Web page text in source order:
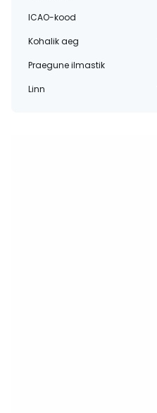
ICAO-kood
Kohalik aeg
Praegune ilmastik
Linn